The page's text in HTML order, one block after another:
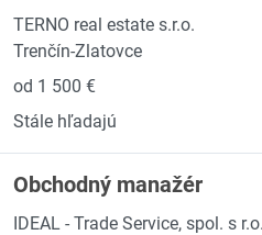
TERNO real estate s.r.o.
Trenčín-Zlatovce
od 1 500 €
Stále hľadajú
Obchodný manažér
IDEAL - Trade Service, spol. s r.o.